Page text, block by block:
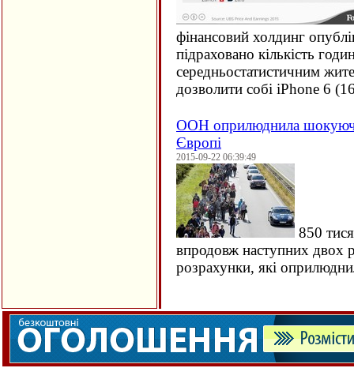
фінансовий холдинг
підраховано кількість
середньостатистичним
дозволити собі iPhone 6 (
ООН оприлюднила
Європі
2015-09-22 06:39:49
850
впродовж наступних двох
розрахунки, які